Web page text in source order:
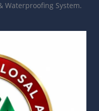
Waterproofing System.